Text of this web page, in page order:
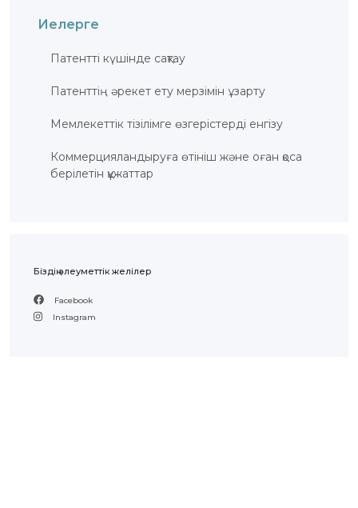
Иелерге
Патентті күшінде сақтау
Патенттің әрекет ету мерзімін ұзарту
Мемлекеттік тізілімге өзгерістерді енгізу
Коммерцияландыруға өтініш және оған қоса
берілетін құжаттар
Біздің әлеуметтік желілер
Facebook
Instagram